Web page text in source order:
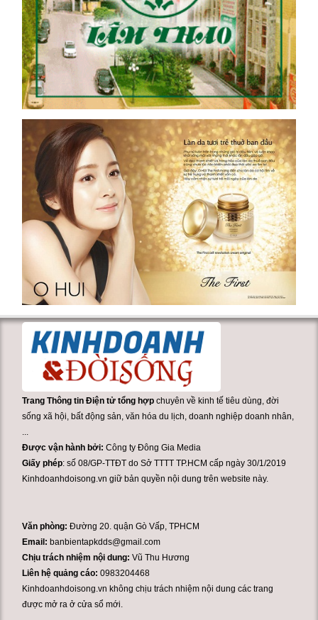
Trang Thông tin Điện tử tổng hợp chuyên về kinh tế tiêu dùng, đời
sống xã hội, bất động sản, văn hóa du lịch, doanh nghiệp doanh nhân,
...
Được vận hành bởi:Công ty Đông Gia Media
Giấy phép: số 08/GP-TTĐT do Sở TTTT TP.HCM cấp ngày 30/1/2019
Kinhdoanhdoisong.vn giữ bản quyền nội dung trên website này.
Văn phòng:Đường 20. quận Gò Vấp, TPHCM
Email: banbientapkdds@gmail.com
Chịu trách nhiệm nội dung: Vũ Thu Hương
Liên hệ quảng cáo:0983204468
Kinhdoanhdoisong.vn không chịu trách nhiệm nội dung các trang
được mở ra ở cửa sổ mới.